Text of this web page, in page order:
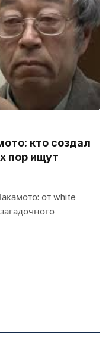
кто создал
пор ищут
от white